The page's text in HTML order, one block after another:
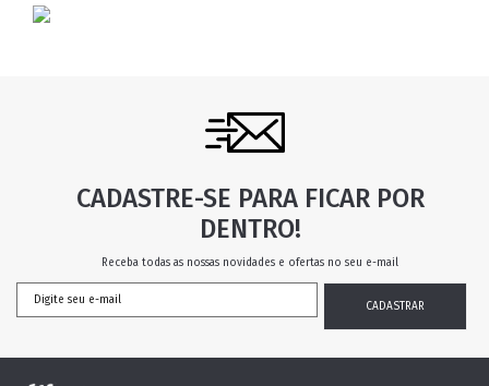
CADASTRE-SE PARA FICAR POR
DENTRO!
Receba todas as nossas novidades e ofertas no seu e-mail